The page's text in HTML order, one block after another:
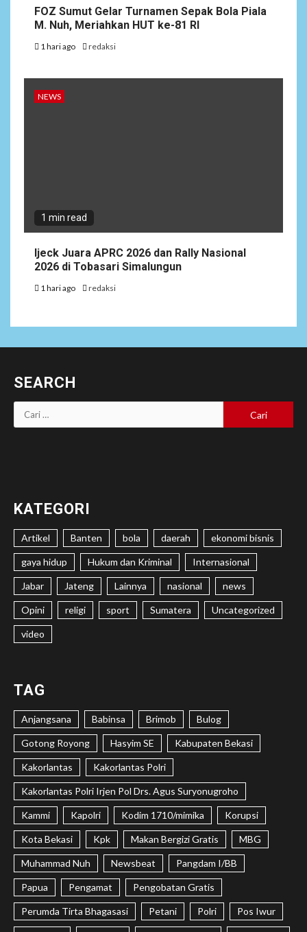
FOZ Sumut Gelar Turnamen Sepak Bola Piala
M. Nuh, Meriahkan HUT ke-81 RI
1 hari ago redaksi
NEWS
1 min read
Ijeck Juara APRC 2026 dan Rally Nasional
2026 di Tobasari Simalungun
1 hari ago redaksi
SEARCH
Cari
untuk:
KATEGORI
Artikel Banten bola daerah ekonomi bisnis
gaya hidup Hukum dan Kriminal Internasional
Jabar Jateng Lainnya nasional news
Opini religi sport Sumatera Uncategorized
video
TAG
Anjangsana Babinsa Brimob Bulog
Gotong Royong Hasyim SE Kabupaten Bekasi
Kakorlantas Kakorlantas Polri
Kakorlantas Polri Irjen Pol Drs. Agus Suryonugroho
Kammi Kapolri Kodim 1710/mimika Korupsi
Kota Bekasi Kpk Makan Bergizi Gratis MBG
Muhammad Nuh Newsbeat Pangdam I/BB
Papua Pengamat Pengobatan Gratis
Perumda Tirta Bhagasasi Petani Polri Pos Iwur